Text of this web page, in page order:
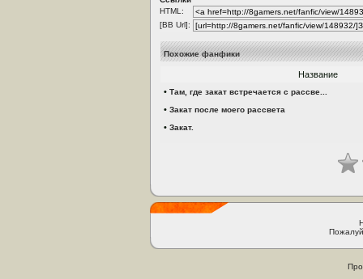
HTML:
[BB Url]:
Похожие фанфики
Название
• Там, где закат встречается с рассве...
• Закат после моего рассвета
• Закат.